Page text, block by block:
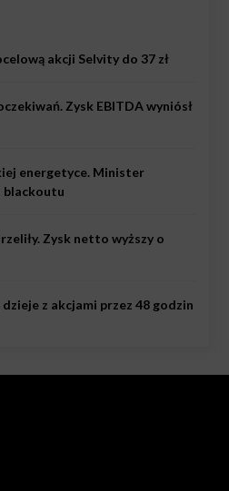
akcji Selvity do 37 zł
Zysk EBITDA wyniósł
energetyce. Minister
blackoutu
Zysk netto wyższy o
z akcjami przez 48 godzin